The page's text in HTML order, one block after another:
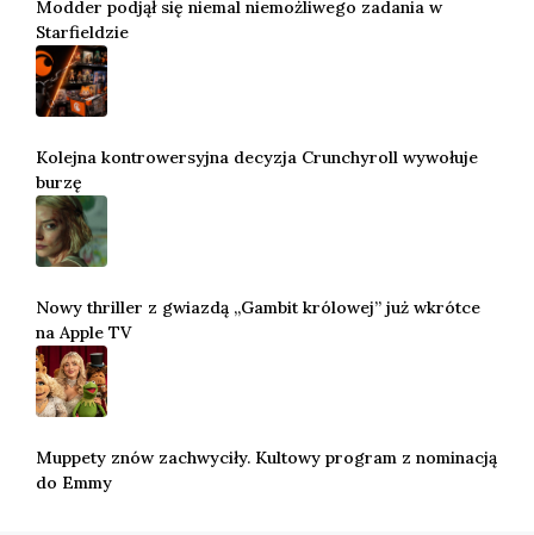
Modder podjął się niemal niemożliwego zadania w
Starfieldzie
Kolejna kontrowersyjna decyzja Crunchyroll wywołuje
burzę
Nowy thriller z gwiazdą „Gambit królowej” już wkrótce
na Apple TV
Muppety znów zachwyciły. Kultowy program z nominacją
do Emmy